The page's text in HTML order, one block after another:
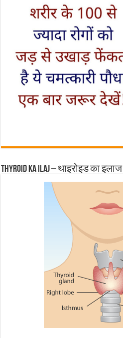
Thyroid ka ilaj – थाइरोइड का इलाज